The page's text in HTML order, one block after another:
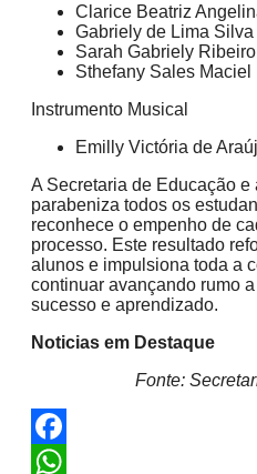
Clarice Beatriz
Gabriely de Lima Silva
Sarah Gabriely
Sthefany Sales Maciel
Instrumento Musical
Emilly Victória de
A Secretaria de Educação e
parabeniza todos os
reconhece o empenho de
processo. Este resultado
alunos e impulsiona toda a
continuar avançando rumo
sucesso e aprendizado.
Noticias em Destaque
Fonte:
Facebook